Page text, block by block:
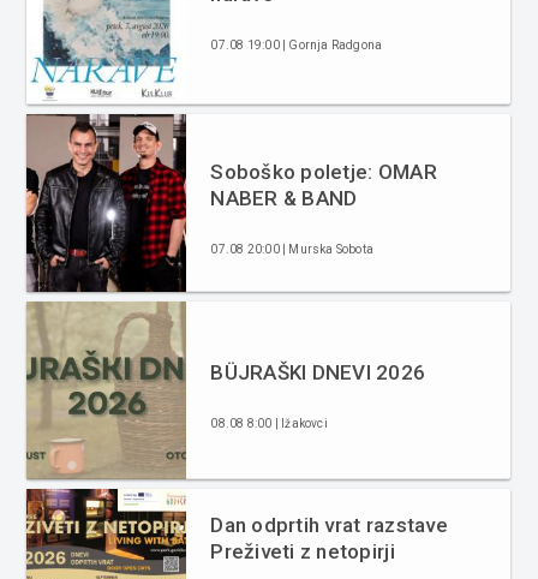
07.08 19:00 | Gornja Radgona
Soboško poletje: OMAR
NABER & BAND
07.08 20:00 | Murska Sobota
BÜJRAŠKI DNEVI 2026
08.08 8:00 | Ižakovci
Dan odprtih vrat razstave
Preživeti z netopirji